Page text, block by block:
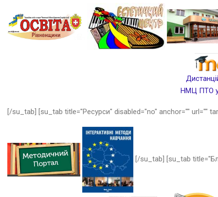
НМЦ ПТО у
[/su_tab] [su_tab title="Ресурси" disabled="no" anchor="" url=""
[/su_tab] [su_tab